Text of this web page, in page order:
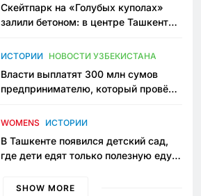
Скейтпарк на «Голубых куполах»
залили бетоном: в центре Ташкента
пространство
ИСТОРИИ НОВОСТИ УЗБЕКИСТАНА
Власти выплатят 300 млн сумов
предпринимателю, который провёл
приговору
WOMENS ИСТОРИИ
В Ташкенте появился детский сад,
где дети едят только полезную еду.
просить «кашу без сахара»
SHOW MORE